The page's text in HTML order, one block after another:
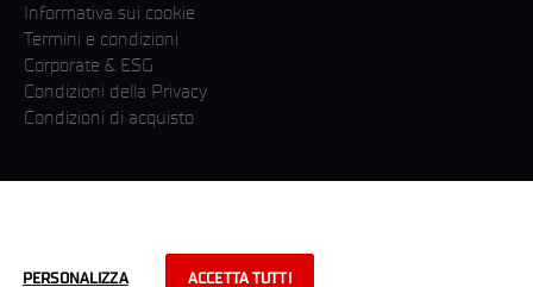
Informativa sui cookie
Termini e condizioni
Corporate & ESG
Condizioni della Privacy
Condizioni di acquisto
PERSONALIZZA ACCETTA TUTTI